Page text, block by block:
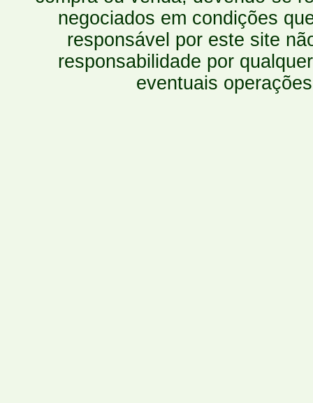
negociados em condições
responsável por este site
responsabilidade por
eventuais